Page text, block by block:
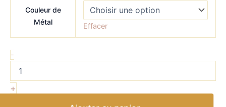
Couleur de
Métal
Effacer
-
+